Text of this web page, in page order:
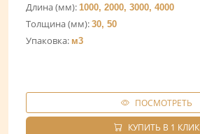
Длина (мм): 1000, 2000, 3000, 4000
Толщина (мм): 30, 50
Упаковка: м3
ПОСМОТРЕТЬ
КУПИТЬ В 1 КЛИК